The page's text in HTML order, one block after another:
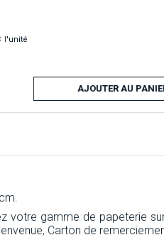
l'unité
AJOUTER AU
votre gamme de papeterie
Carton de